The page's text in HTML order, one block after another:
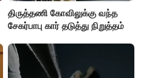
திருத்தணி கோவிலுக்கு வந்த
சேகர்பாபு கார் தடுத்து நிறுத்தம்